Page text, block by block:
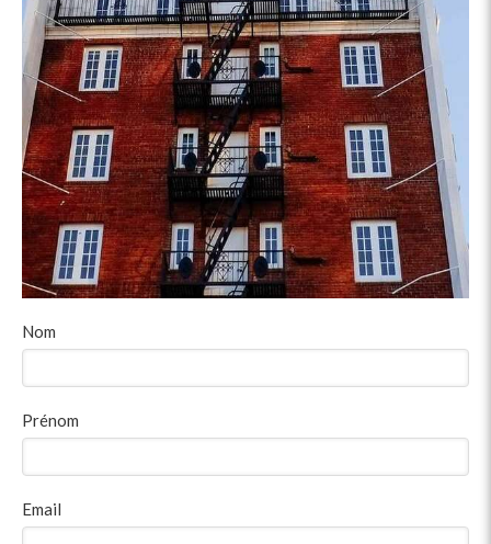
Nom
Prénom
Email